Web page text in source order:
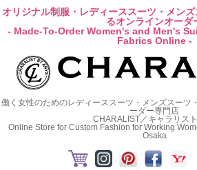
オリジナル制服・レディーススーツ・メン
るオンラインオーダ
- Made-To-Order Women's and Men's
Fabrics Online -
働く女性のためのレディーススーツ・メンズスーツ
ーダー専門店
CHARALIST／キャラリス
Online Store for Custom Fashion for Working
Osaka